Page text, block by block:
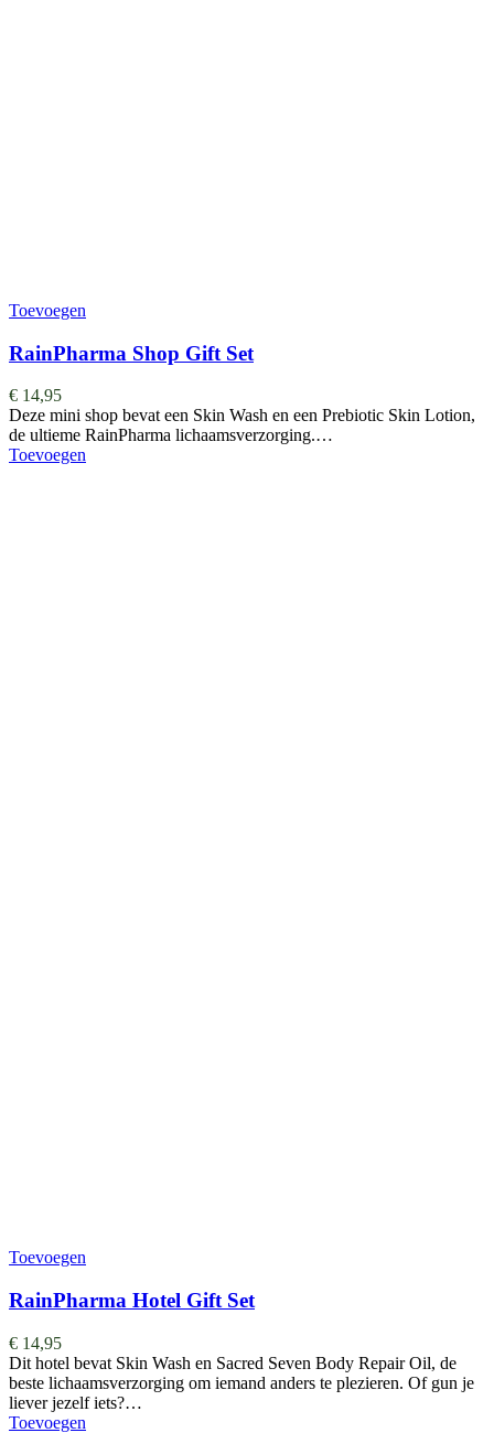
Toevoegen
RainPharma Shop Gift Set
€ 14,95
Deze mini shop bevat een Skin Wash en een Prebiotic Skin Lotion,
de ultieme RainPharma lichaamsverzorging.…
Toevoegen
Toevoegen
RainPharma Hotel Gift Set
€ 14,95
Dit hotel bevat Skin Wash en Sacred Seven Body Repair Oil, de
beste lichaamsverzorging om iemand anders te plezieren. Of gun je
liever jezelf iets?…
Toevoegen